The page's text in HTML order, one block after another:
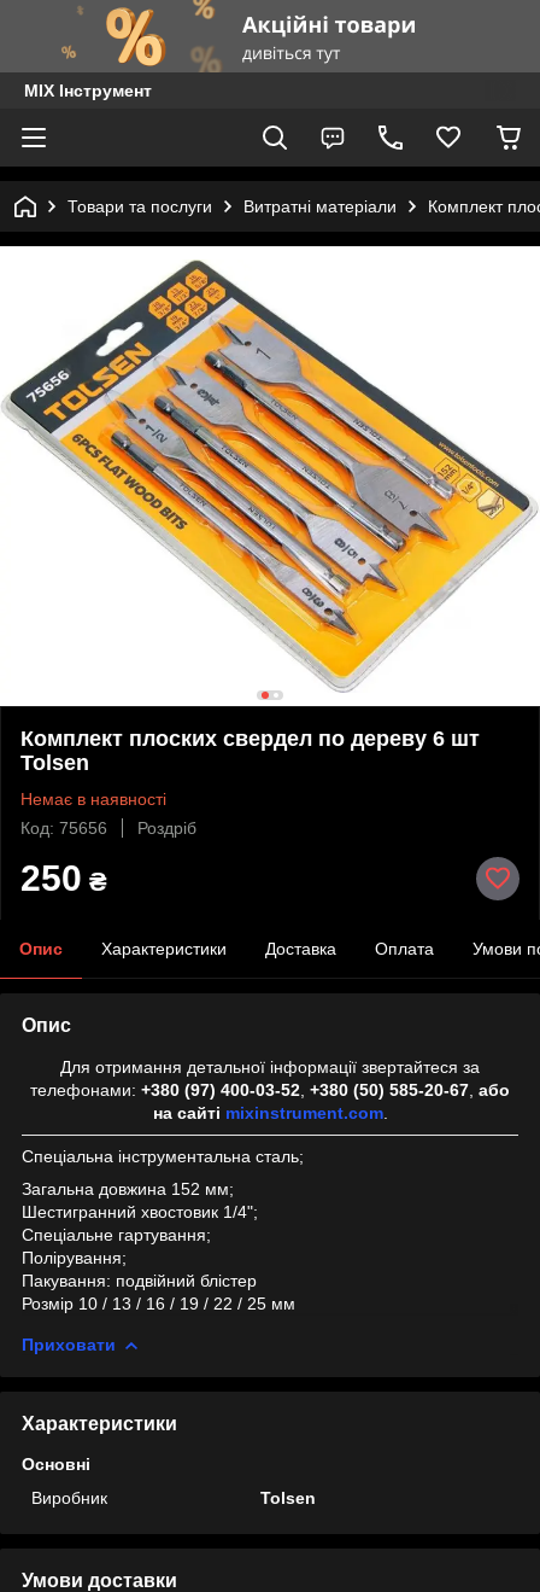
MIX Інструмент
Товари та послуги Витратні матеріали Комплект
Комплект плоских свердел по дереву 6 шт
Tolsen
Немає в наявності
Код: 75656
Роздріб
250 ₴
Опис Характеристики Доставка Оплата Умови
Опис
Для отримання детальної інформації звертайтеся за
телефонами: +380 (97) 400-03-52 +380 (50) 585-20-67 або
на сайті mixinstrument.com.
Спеціальна інструментальна сталь;
Загальна довжина 152 мм;
Шестигранний хвостовик 1/4";
Спеціальне гартування;
Полірування;
Пакування: подвійний блістер
Розмір 10 / 13 / 16 / 19 / 22 / 25 мм
Приховати
Характеристики
Основні
Виробник
Tolsen
Умови доставки